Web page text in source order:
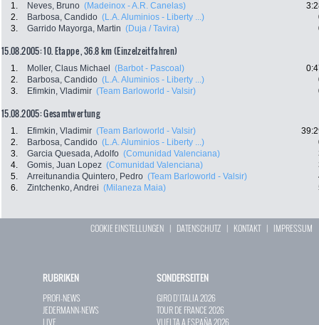
1. Neves, Bruno (Madeinox - A.R. Canelas)
2.
Barbosa, Candido (L.A. Aluminios - Liberty ...)
3.
Garrido Mayorga, Martin (Duja / Tavira)
15.08.2005: 10. Etappe , 36.8 km (Einzelzeitfahren)
1. Moller, Claus Michael (Barbot - Pascoal)
2.
Barbosa, Candido (L.A. Aluminios - Liberty ...)
3.
Efimkin, Vladimir (Team Barloworld - Valsir)
15.08.2005: Gesamtwertung
1. Efimkin, Vladimir (Team Barloworld - Valsir)
2.
Barbosa, Candido (L.A. Aluminios - Liberty ...)
3.
Garcia Quesada, Adolfo (Comunidad Valenciana)
4.
Gomis, Juan Lopez (Comunidad Valenciana)
5.
Arreitunandia Quintero, Pedro (Team Barloworld - Valsir)
6.
Zintchenko, Andrei (Milaneza Maia)
COOKIE EINSTELLUNGEN | DATENSCHUTZ | KONTAKT| IMPRESSUM
RUBRIKEN
PROFI-NEWS
JEDERMANN-NEWS
LIVE
SONDERSEITEN
GIRO D`ITALIA 2026
TOUR DE FRANCE 2026
VUELTA A ESPAÑA 2026